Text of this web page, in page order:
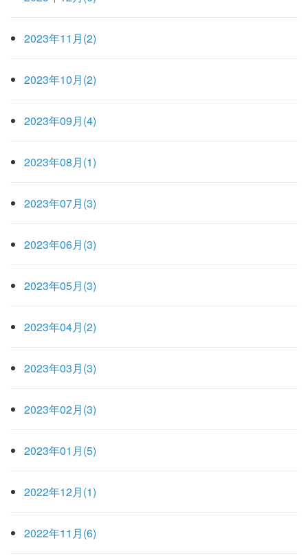
2023年11月(2)
2023年10月(2)
2023年09月(4)
2023年08月(1)
2023年07月(3)
2023年06月(3)
2023年05月(3)
2023年04月(2)
2023年03月(3)
2023年02月(3)
2023年01月(5)
2022年12月(1)
2022年11月(6)